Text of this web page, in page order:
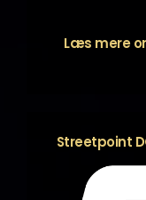
Læs mere
Streetpoint